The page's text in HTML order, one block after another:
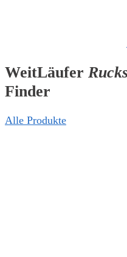
WeitLäufer
Finder
Alle Produkte